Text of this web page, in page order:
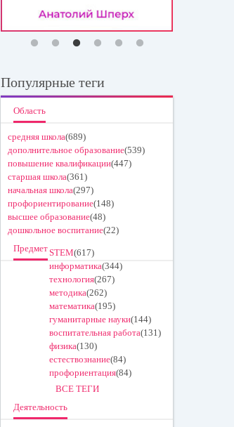
Популярные теги
Область
средняя школа(689)
дополнительное образование(539)
повышение квалификации(447)
старшая школа(361)
начальная школа(297)
профориентирование(148)
высшее образование(48)
дошкольное воспитание(22)
ПредметSTEM(617)
информатика(344)
технология(267)
методика(262)
математика(195)
гуманитарные науки(144)
воспитательная работа(131)
физика(130)
естествознание(84)
профориентация(84)
ВСЕ ТЕГИ
Деятельность